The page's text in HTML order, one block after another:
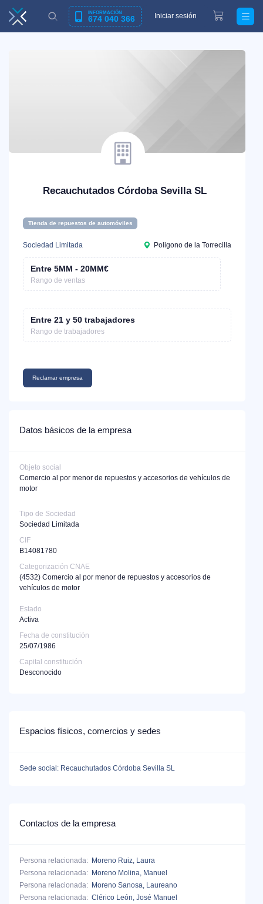
INFORMACIÓN
674 040 366 Iniciar sesión
Recauchutados Córdoba Sevilla SL
Tienda de repuestos de automóviles
Sociedad Limitada Poligono de la Torrecilla
Entre 5MM - 20MM€
Rango de ventas
Entre 21 y 50 trabajadores
Rango de trabajadores
Reclamar empresa
Datos básicos de la empresa
Objeto social
Comercio al por menor de repuestos y accesorios de vehículos de
motor
Tipo de Sociedad
Sociedad Limitada
CIF
B14081780
Categorización CNAE
(4532) Comercio al por menor de repuestos y accesorios de
vehículos de motor
Estado
Activa
Fecha de constitución
25/07/1986
Capital constitución
Desconocido
Espacios físicos, comercios y sedes
Sede social: Recauchutados Córdoba Sevilla SL
Contactos de la empresa
Persona relacionada: Moreno Ruiz, Laura
Persona relacionada: Moreno Molina, Manuel
Persona relacionada: Moreno Sanosa, Laureano
Persona relacionada: Clérico León, José Manuel